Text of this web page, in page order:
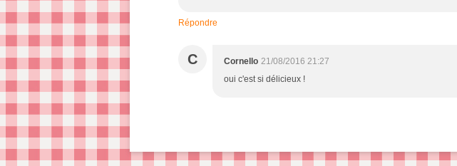
Répondre
C Cornello 21/08/2016 21:27
oui c'est si délicieux !